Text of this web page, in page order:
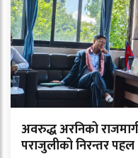
अवरुद्ध अरनिको
पराजुलीको निरन्तर पहल